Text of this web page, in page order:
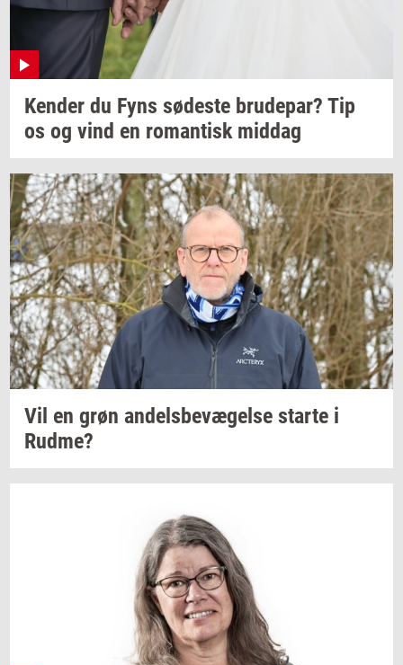
Ken­der du Fyns sø­de­ste bru­de­par? Tip
os og vind en ro­man­tisk mid­dag
Vil en grøn an­dels­be­væ­gel­se star­te i
Rudme?